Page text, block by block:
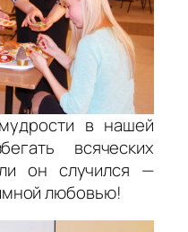
в нашей
всяческих
он случился —
любовью!